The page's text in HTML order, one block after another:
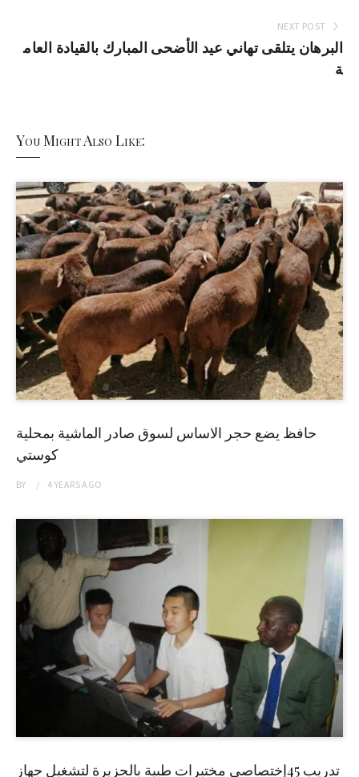
NEXT POST
البرهان يتلقى تهاني عيد الأضحى المبارك بالقيادة العام
ة
You Might Also Like:
حافظ يضع حجر الاساس لسوق صادر الماشية بمحلية
كوستي
BY 4 YEARSAGO
تدريب 45إختصاصي مختبرات طبية بالجزيرة لتشغيل جهاز